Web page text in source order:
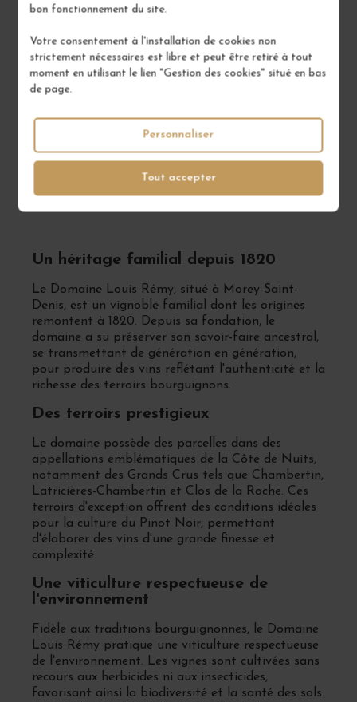
bon fonctionnement du site.
Votre consentement à l'installation de cookies non
strictement nécessaires est libre et peut être retiré à tout
moment en utilisant le lien "Gestion des cookies" situé en bas
de page.
Tout accepter
Personnaliser
260,00 €
/ 75 cl : Bouteille
AJOUTER AU PANIER
/ 75 cl : Bouteille
AJOUTER AU PANIER
Éleménts 1 à 14 sur un total de 14
Un héritage familial depuis 1820
Le Domaine Louis Rémy, situé à Morey-Saint-
Denis, est un vignoble familial dont les origines
remontent à 1820. Depuis sa fondation, le
domaine a su préserver son savoir-faire ancestral,
se transmettant de génération en génération,
pour produire des vins reflétant l'authenticité et la
richesse des terroirs bourguignons.
Des terroirs prestigieux
Le domaine possède des parcelles dans des
appellations emblématiques de la Côte de Nuits,
notamment des Grands Crus tels que Chambertin,
Latricières-Chambertin et Clos de la Roche. Ces
terroirs d'exception offrent des conditions idéales
pour la culture du Pinot Noir, permettant
d'élaborer des vins d'une grande finesse et
complexité.
Une viticulture respectueuse de
l'environnement
Fidèle aux traditions bourguignonnes, le Domaine
Louis Rémy pratique une viticulture respectueuse
de l'environnement. Les vignes sont cultivées sans
recours aux herbicides ni aux insecticides,
favorisant ainsi la biodiversité et la santé des sols.